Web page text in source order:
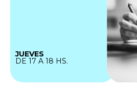
JUEVES
DE 17 A 18 HS.